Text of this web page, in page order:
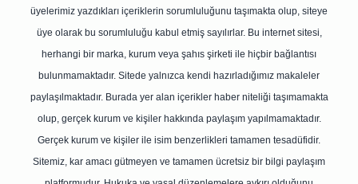
üyelerimiz yazdıkları içeriklerin sorumluluğunu taşımakta olup, siteye
üye olarak bu sorumluluğu kabul etmiş sayılırlar. Bu internet sitesi,
herhangi bir marka, kurum veya şahıs şirketi ile hiçbir bağlantısı
bulunmamaktadır. Sitede yalnızca kendi hazırladığımız makaleler
paylaşılmaktadır. Burada yer alan içerikler haber niteliği taşımamakta
olup, gerçek kurum ve kişiler hakkında paylaşım yapılmamaktadır.
Gerçek kurum ve kişiler ile isim benzerlikleri tamamen tesadüfidir.
Sitemiz, kar amacı gütmeyen ve tamamen ücretsiz bir bilgi paylaşım